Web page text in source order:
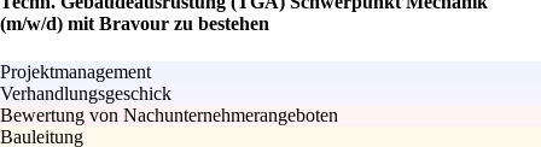
(m/w/d) mit Bravour zu bestehen
Projektmanagement
Verhandlungsgeschick
Bewertung von Nachunternehmerangeboten
Bauleitung